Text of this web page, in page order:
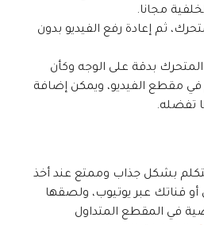
مجانا.
ثم إعادة رفع الفيديو بدون
بدقة على الوجه وكأن
مقطع الفيديو، ويمكن إضافة
تفضله.
تتكلم بشكل جذاب وممتع عند أخذ
قناتك عبر يوتيوب، ولصقها
في المقطع المتداول